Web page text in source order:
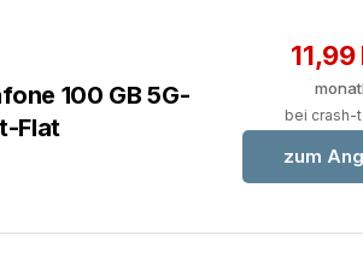
100 GB 5G-
Flat
11,99
bei crash-
zum